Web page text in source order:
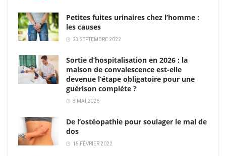
Petites fuites urinaires chez l’homme :
les causes
23 SEPTEMBRE 2022
Sortie d’hospitalisation en 2026 : la
maison de convalescence est-elle
devenue l’étape obligatoire pour une
guérison complète ?
8 MAI 2026
De l’ostéopathie pour soulager le mal de
dos
15 FÉVRIER 2022